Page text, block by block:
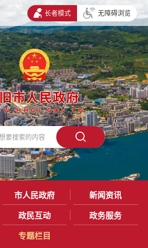
长者模式 无障碍浏览
市人民政府 新闻资讯
政民互动 政务服务
专题栏目